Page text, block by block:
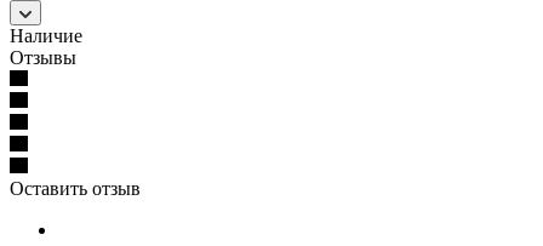
Наличие
Отзывы
Оставить отзыв